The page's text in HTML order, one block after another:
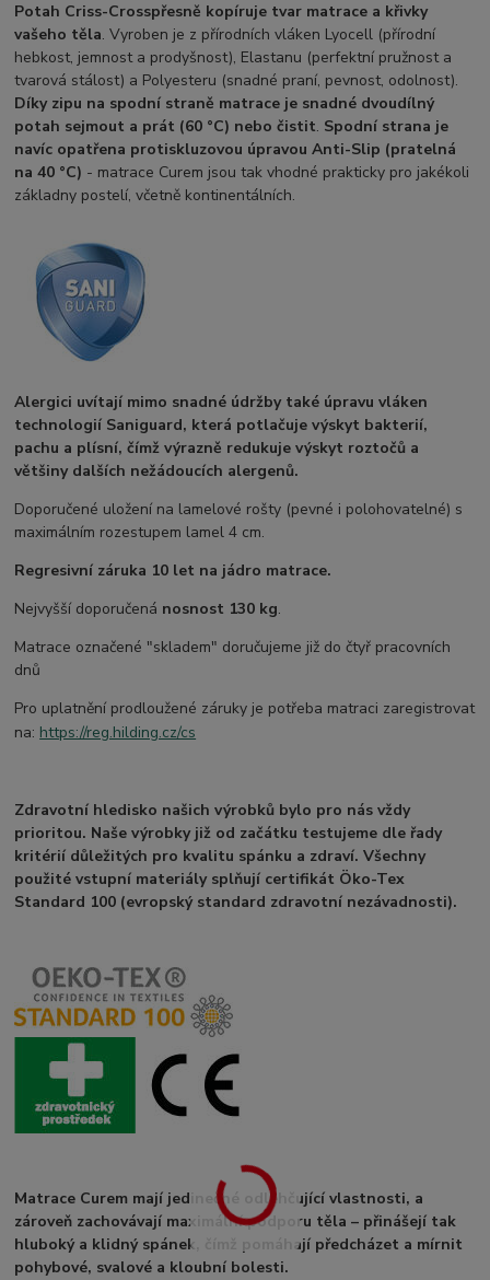
Potah Criss-Crosspřesně kopíruje tvar matrace a křivky
vašeho těla. Vyroben je z přírodních vláken Lyocell (přírodní
hebkost, jemnost a prodyšnost), Elastanu (perfektní pružnost a
tvarová stálost) a Polyesteru (snadné praní, pevnost, odolnost).
Díky zipu na spodní straně matrace je snadné dvoudílný
potah sejmout a prát (60 °C) nebo čistit. Spodní strana je
navíc opatřena protiskluzovou úpravou Anti-Slip (pratelná
na 40 °C) - matrace Curem jsou tak vhodné prakticky pro jakékoli
základny postelí, včetně kontinentálních.
Alergici uvítají mimo snadné údržby také úpravu vláken
technologií Saniguard, která potlačuje výskyt bakterií,
pachu a plísní, čímž výrazně redukuje výskyt roztočů a
většiny dalších nežádoucích alergenů.
Doporučené uložení na lamelové rošty (pevné i polohovatelné) s
maximálním rozestupem lamel 4 cm.
Regresivní záruka 10 let na jádro matrace.
Nejvyšší doporučená nosnost 130 kg.
Matrace označené "skladem" doručujeme již do čtyř pracovních
dnů
Pro uplatnění prodloužené záruky je potřeba matraci zaregistrovat
na: https://reg.hilding.cz/cs
Zdravotní hledisko našich výrobků bylo pro nás vždy
prioritou. Naše výrobky již od začátku testujeme dle řady
kritérií důležitých pro kvalitu spánku a zdraví. Všechny
použité vstupní materiály splňují certifikát Öko-Tex
Standard 100 (evropský standard zdravotní nezávadnosti).
Matrace Curem mají jedinečné odlehčující vlastnosti, a
zároveň zachovávají maximální podporu těla – přinášejí tak
hluboký a klidný spánek, čímž pomáhají předcházet a mírnit
pohybové, svalové a kloubní bolesti.